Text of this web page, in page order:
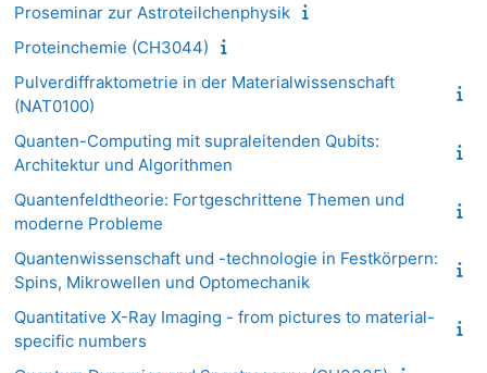
Proseminar zur Astroteilchenphysik
Proteinchemie (CH3044)
Pulverdiffraktometrie in der Materialwissenschaft
(NAT0100)
Quanten-Computing mit supraleitenden Qubits:
Architektur und Algorithmen
Quantenfeldtheorie: Fortgeschrittene Themen und
moderne Probleme
Quantenwissenschaft und -technologie in Festkörpern:
Spins, Mikrowellen und Optomechanik
Quantitative X-Ray Imaging - from pictures to material-
specific numbers